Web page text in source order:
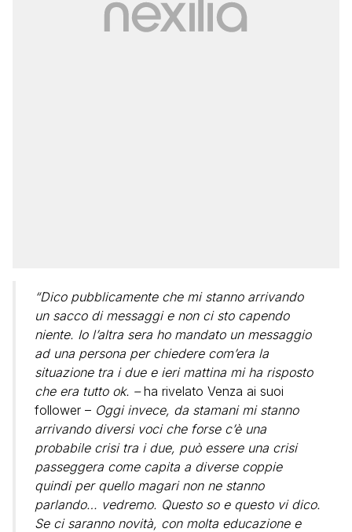
“Dico pubblicamente che mi stanno arrivando
un sacco di messaggi e non ci sto capendo
niente. Io l’altra sera ho mandato un messaggio
ad una persona per chiedere com’era la
situazione tra i due e ieri mattina mi ha risposto
che era tutto ok. –ha rivelato Venza ai suoi
follower – Oggi invece, da stamani mi stanno
arrivando diversi voci che forse c’è una
probabile crisi tra i due, può essere una crisi
passeggera come capita a diverse coppie
quindi per quello magari non ne stanno
parlando… vedremo. Questo so e questo vi dico.
Se ci saranno novità, con molta educazione e